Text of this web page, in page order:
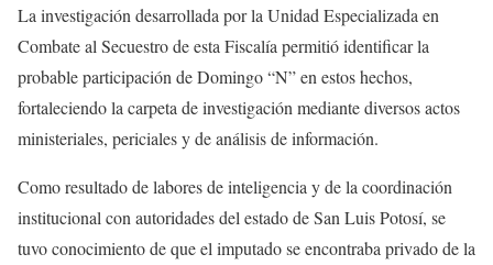
La investigación desarrollada por la Unidad Especializada en
Combate al Secuestro de esta Fiscalía permitió identificar la
probable participación de Domingo “N” en estos hechos,
fortaleciendo la carpeta de investigación mediante diversos actos
ministeriales, periciales y de análisis de información.
Como resultado de labores de inteligencia y de la coordinación
institucional con autoridades del estado de San Luis Potosí, se
tuvo conocimiento de que el imputado se encontraba privado de la